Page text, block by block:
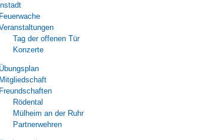
Feuerwache
Tag der offenen Tür
Konzerte
Übungsplan
Mitgliedschaft
Freundschaften
Rödental
Mülheim an der Ruhr
Partnerwehren